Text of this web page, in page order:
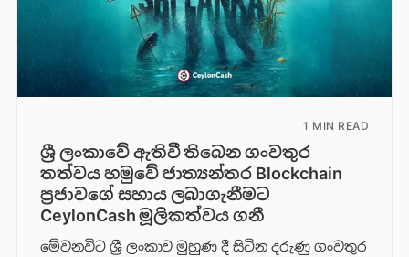
1 MIN READ
ශ්‍රී ලංකාවේ ඇතිවී තිබෙන ගංවතුර
තත්වය හමුවේ ජාත්‍යන්තර Blockchain
ප්‍රජාවගේ සහාය ලබාගැනීමට
CeylonCash මූලිකත්වය ග​නී
මේවනවිට ශ්‍රී ලංකාව මුහුණ දී සිටින දරුණු ගංවතුර